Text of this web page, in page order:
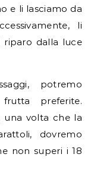
e li lasciamo da
li
riparo dalla luce
potremo
preferite.
una volta che la
dovremo
non superi i 18